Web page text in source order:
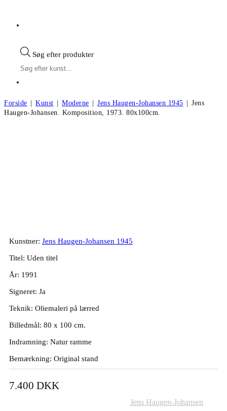
Søg efter produkter
Forside | Kunst | Moderne | Jens Haugen-Johansen 1945 | Jens
Haugen-Johansen. Komposition, 1973. 80x100cm.
Kunstner: Jens Haugen-Johansen 1945
Titel: Uden titel
År: 1991
Signeret: Ja
Teknik: Oliemaleri på lærred
Billedmål: 80 x 100 cm.
Indramning: Natur ramme
Bemærkning: Original stand
7.400 DKK
Jens Haugen-Johansen